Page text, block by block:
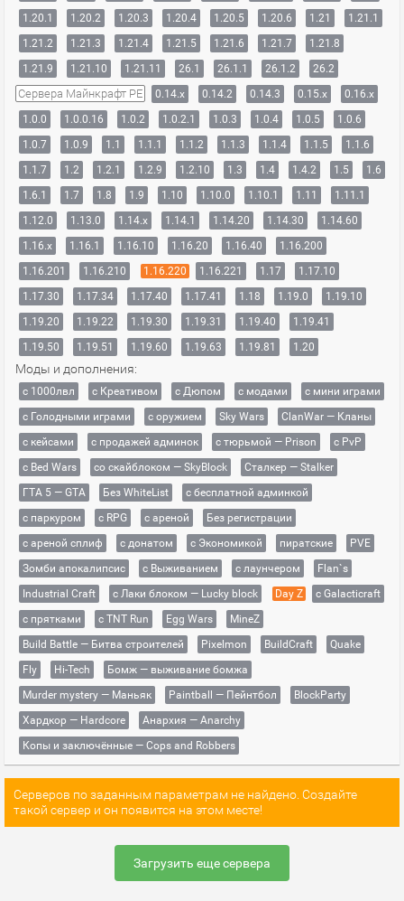
1.20.1
1.20.2 1.20.3 1.20.4 1.20.5 1.20.6 1.21
1.21.1
1.21.2
1.21.3 1.21.4 1.21.5 1.21.6 1.21.7
1.21.8
1.21.9
1.21.10 1.21.11 26.1 26.1.1 26.1.2 26.2
Сервера Майнкрафт PE 0.14.x 0.14.2 0.14.3 0.15.x
0.16.x
1.0.0
1.0.0.16 1.0.2 1.0.2.1 1.0.3 1.0.4 1.0.5
1.0.6
1.0.7
1.0.9 1.1 1.1.1 1.1.2 1.1.3 1.1.4 1.1.5
1.1.6
1.1.7
1.2 1.2.1 1.2.9 1.2.10 1.3 1.4 1.4.2 1.5
1.6
1.6.1
1.7 1.8 1.9 1.10 1.10.0 1.10.1 1.11
1.11.1
1.12.0
1.13.0 1.14.x 1.14.1 1.14.20 1.14.30
1.14.60
1.16.x
1.16.1 1.16.10 1.16.20 1.16.40
1.16.200
1.16.201
1.16.210 1.16.220 1.16.221 1.17
1.17.10
1.17.30
1.17.34 1.17.40 1.17.41 1.18 1.19.0
1.19.10
1.19.20
1.19.22 1.19.30 1.19.31 1.19.40
1.19.41
1.19.50
1.19.51 1.19.60 1.19.63 1.19.81 1.20
Моды и дополнения:
с 1000лвл c Креативом с Дюпом с модами
с мини играми
с Голодными играми
с оружием Sky Wars
ClanWar — Кланы
с кейсами
с продажей админок с тюрьмой — Prison
с PvP
с Bed Wars
со скайблоком — SkyBlock
Сталкер — Stalker
ГТА 5 — GTA
Без WhiteList
с бесплатной админкой
с паркуром
с RPG с ареной
Без регистрации
с ареной сплиф
с донатом с Экономикой пиратские
PVE
Зомби апокалипсис
с Выживанием с лаунчером
Flan`s
Industrial Craft
с Лаки блоком — Lucky block Day Z
с Galacticraft
с прятками
с TNT Run Egg Wars
MineZ
Build Battle — Битва строителей
Pixelmon BuildCraft
Quake
Fly
Hi-Tech
Бомж — выживание бомжа
Murder mystery — Маньяк
Paintball — Пейнтбол
BlockParty
Хардкор — Hardcore
Анархия — Anarchy
Копы и заключённые — Cops and Robbers
Серверов по заданным параметрам не найдено. Создайте
такой сервер и он появится на этом месте!
Загрузить еще сервера